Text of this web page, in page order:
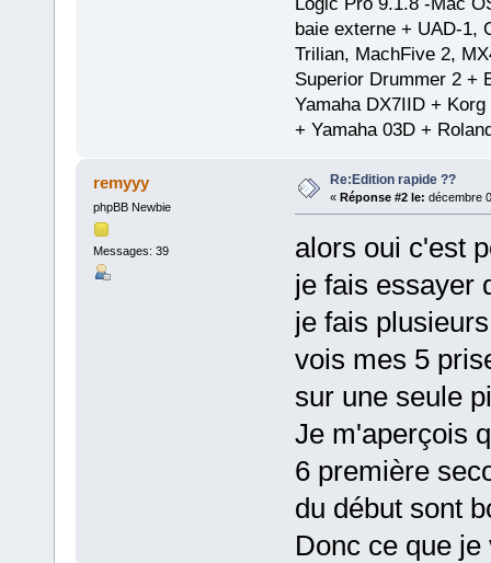
baie externe + UAD-1,
Trilian, MachFive 2,
Superior Drummer 2 +
Yamaha DX7IID +
+ Yamaha 03D +
remyyy
phpBB Newbie
Messages: 39
Re:Edition rapide ??
« Réponse #2 le: décembre
alors oui c'est
je fais essayer
je fais
vois mes 5
sur une seule
Je m'aperçois
6 première
du début sont
Donc ce que